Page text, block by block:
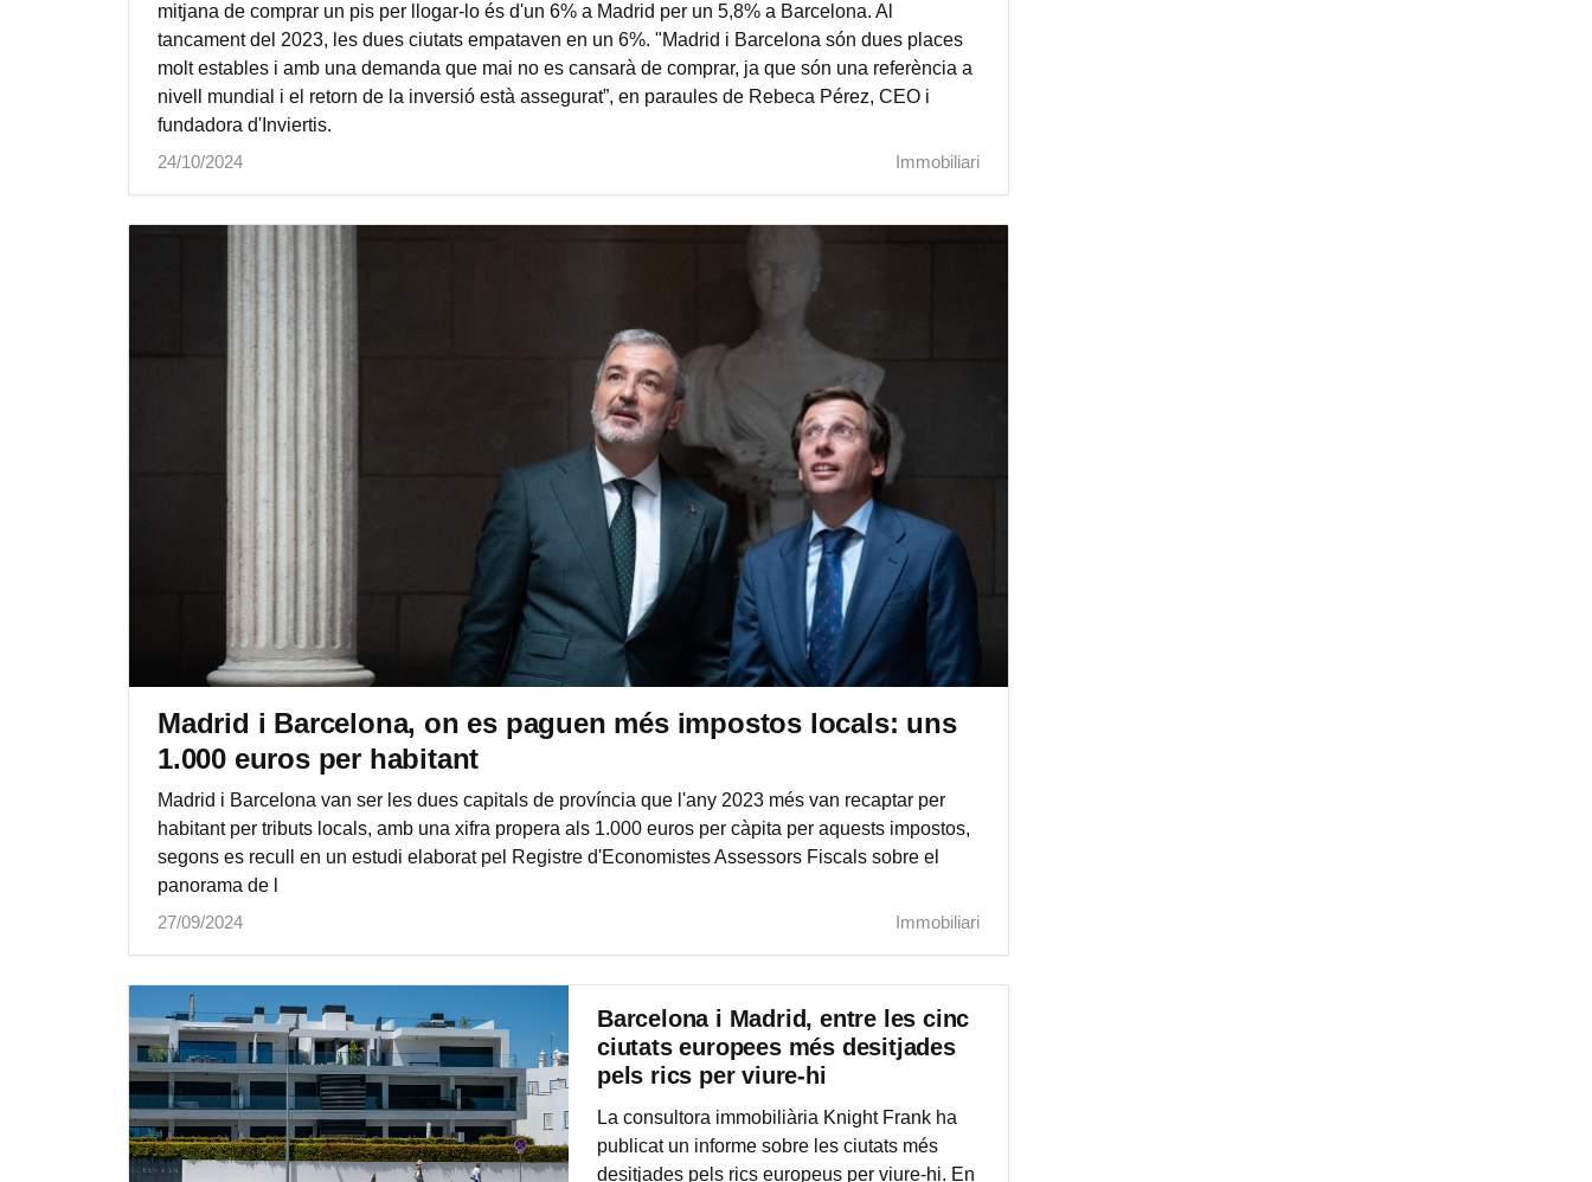
mitjana de comprar un pis per llogar-lo és d'un 6% a Madrid per un 5,8% a Barcelona. Al
tancament del 2023, les dues ciutats empataven en un 6%. "Madrid i Barcelona són dues places
molt estables i amb una demanda que mai no es cansarà de comprar, ja que són una referència a
nivell mundial i el retorn de la inversió està assegurat”, en paraules de Rebeca Pérez, CEO i
fundadora d'Inviertis.
24/10/2024
Immobiliari
Madrid i Barcelona, on es paguen més impostos locals: uns
1.000 euros per habitant
Madrid i Barcelona van ser les dues capitals de província que l'any 2023 més van recaptar per
habitant per tributs locals, amb una xifra propera als 1.000 euros per càpita per aquests impostos,
segons es recull en un estudi elaborat pel Registre d'Economistes Assessors Fiscals sobre el
panorama de l
27/09/2024
Immobiliari
Barcelona i Madrid, entre les cinc
ciutats europees més desitjades
pels rics per viure-hi
La consultora immobiliària Knight Frank ha
publicat un informe sobre les ciutats més
desitjades pels rics europeus per viure-hi. En